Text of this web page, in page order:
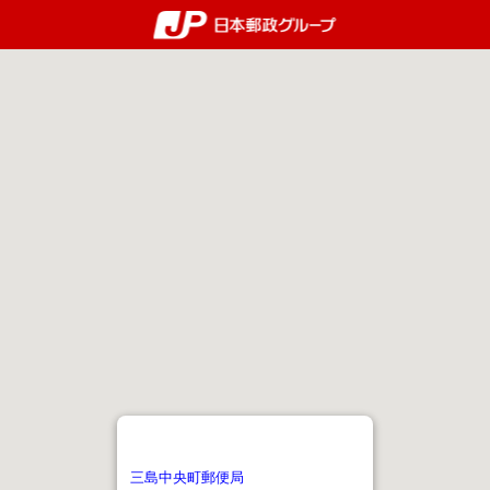
郵便局・日本郵政グループ
三島中央町郵便局